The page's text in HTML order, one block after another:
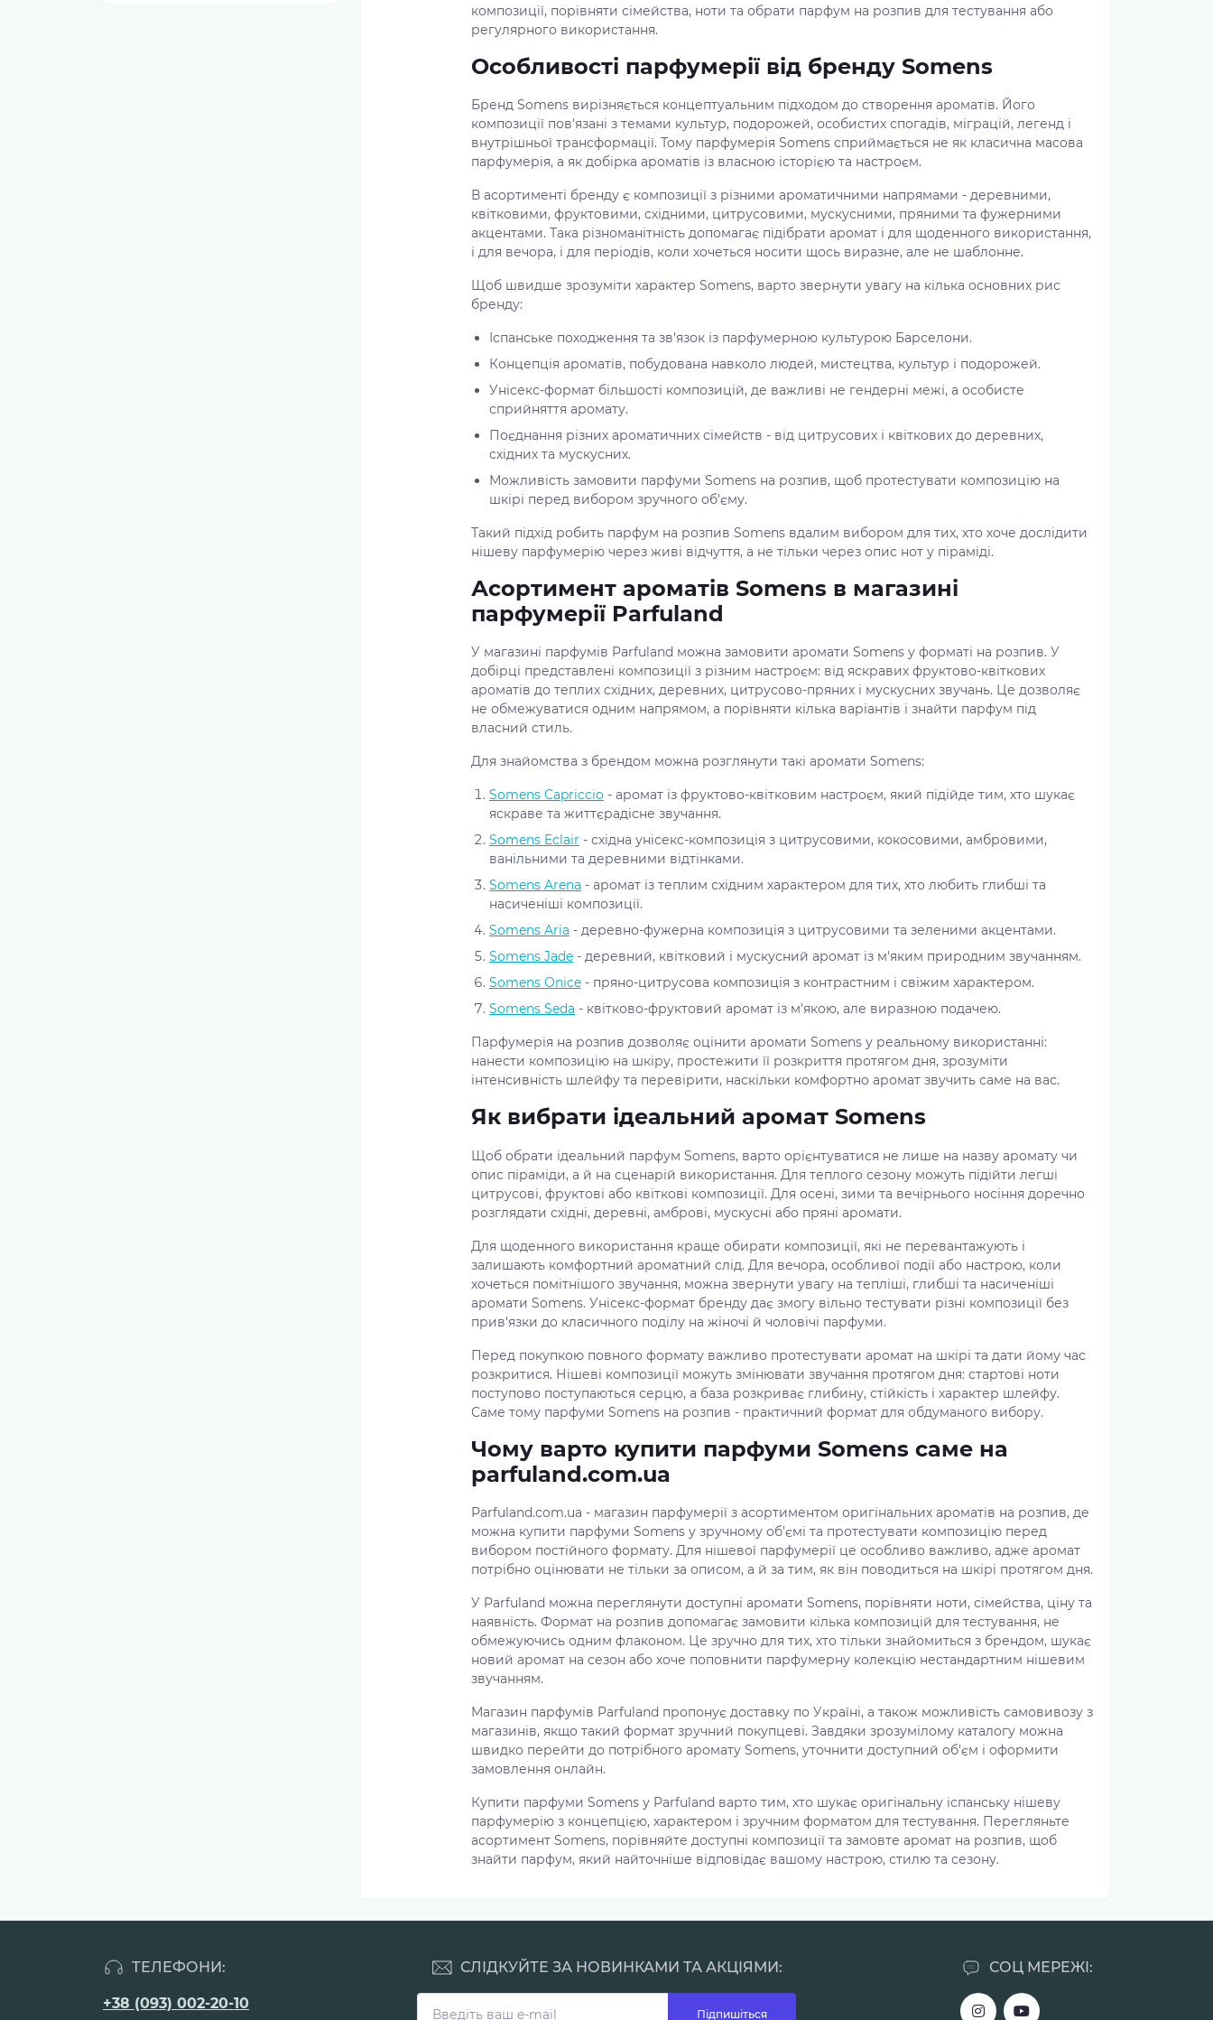
композиції, порівняти сімейства, ноти та обрати парфум на розпив для тестування або
регулярного використання.
Особливості парфумерії від бренду Somens
Бренд Somens вирізняється концептуальним підходом до створення ароматів. Його
композиції пов'язані з темами культур, подорожей, особистих спогадів, міграцій, легенд і
внутрішньої трансформації. Тому парфумерія Somens сприймається не як класична масова
парфумерія, а як добірка ароматів із власною історією та настроєм.
В асортименті бренду є композиції з різними ароматичними напрямами - деревними,
квітковими, фруктовими, східними, цитрусовими, мускусними, пряними та фужерними
акцентами. Така різноманітність допомагає підібрати аромат і для щоденного використання,
і для вечора, і для періодів, коли хочеться носити щось виразне, але не шаблонне.
Щоб швидше зрозуміти характер Somens, варто звернути увагу на кілька основних рис
бренду:
Іспанське походження та зв'язок із парфумерною культурою Барселони.
Концепція ароматів, побудована навколо людей, мистецтва, культур і подорожей.
Унісекс-формат більшості композицій, де важливі не гендерні межі, а особисте
сприйняття аромату.
Поєднання різних ароматичних сімейств - від цитрусових і квіткових до деревних,
східних та мускусних.
Можливість замовити парфуми Somens на розпив, щоб протестувати композицію на
шкірі перед вибором зручного об'єму.
Такий підхід робить парфум на розпив Somens вдалим вибором для тих, хто хоче дослідити
нішеву парфумерію через живі відчуття, а не тільки через опис нот у піраміді.
Асортимент ароматів Somens в магазині
парфумерії Parfuland
У магазині парфумів Parfuland можна замовити аромати Somens у форматі на розпив. У
добірці представлені композиції з різним настроєм: від яскравих фруктово-квіткових
ароматів до теплих східних, деревних, цитрусово-пряних і мускусних звучань. Це дозволяє
не обмежуватися одним напрямом, а порівняти кілька варіантів і знайти парфум під
власний стиль.
Для знайомства з брендом можна розглянути такі аромати Somens:
Somens Capriccio - аромат із фруктово-квітковим настроєм, який підійде тим, хто шукає
яскраве та життєрадісне звучання.
Somens Eclair - східна унісекс-композиція з цитрусовими, кокосовими, амбровими,
ванільними та деревними відтінками.
Somens Arena - аромат із теплим східним характером для тих, хто любить глибші та
насиченіші композиції.
Somens Aria - деревно-фужерна композиція з цитрусовими та зеленими акцентами.
Somens Jade - деревний, квітковий і мускусний аромат із м'яким природним звучанням.
Somens Onice - пряно-цитрусова композиція з контрастним і свіжим характером.
Somens Seda - квітково-фруктовий аромат із м'якою, але виразною подачею.
Парфумерія на розпив дозволяє оцінити аромати Somens у реальному використанні:
нанести композицію на шкіру, простежити її розкриття протягом дня, зрозуміти
інтенсивність шлейфу та перевірити, наскільки комфортно аромат звучить саме на вас.
Як вибрати ідеальний аромат Somens
Щоб обрати ідеальний парфум Somens, варто орієнтуватися не лише на назву аромату чи
опис піраміди, а й на сценарій використання. Для теплого сезону можуть підійти легші
цитрусові, фруктові або квіткові композиції. Для осені, зими та вечірнього носіння доречно
розглядати східні, деревні, амброві, мускусні або пряні аромати.
Для щоденного використання краще обирати композиції, які не перевантажують і
залишають комфортний ароматний слід. Для вечора, особливої події або настрою, коли
хочеться помітнішого звучання, можна звернути увагу на тепліші, глибші та насиченіші
аромати Somens. Унісекс-формат бренду дає змогу вільно тестувати різні композиції без
прив'язки до класичного поділу на жіночі й чоловічі парфуми.
Перед покупкою повного формату важливо протестувати аромат на шкірі та дати йому час
розкритися. Нішеві композиції можуть змінювати звучання протягом дня: стартові ноти
поступово поступаються серцю, а база розкриває глибину, стійкість і характер шлейфу.
Саме тому парфуми Somens на розпив - практичний формат для обдуманого вибору.
Чому варто купити парфуми Somens саме на
parfuland.com.ua
Parfuland.com.ua - магазин парфумерії з асортиментом оригінальних ароматів на розпив, де
можна купити парфуми Somens у зручному об'ємі та протестувати композицію перед
вибором постійного формату. Для нішевої парфумерії це особливо важливо, адже аромат
потрібно оцінювати не тільки за описом, а й за тим, як він поводиться на шкірі протягом дня.
У Parfuland можна переглянути доступні аромати Somens, порівняти ноти, сімейства, ціну та
наявність. Формат на розпив допомагає замовити кілька композицій для тестування, не
обмежуючись одним флаконом. Це зручно для тих, хто тільки знайомиться з брендом, шукає
новий аромат на сезон або хоче поповнити парфумерну колекцію нестандартним нішевим
звучанням.
Магазин парфумів Parfuland пропонує доставку по Україні, а також можливість самовивозу з
магазинів, якщо такий формат зручний покупцеві. Завдяки зрозумілому каталогу можна
швидко перейти до потрібного аромату Somens, уточнити доступний об'єм і оформити
замовлення онлайн.
Купити парфуми Somens у Parfuland варто тим, хто шукає оригінальну іспанську нішеву
парфумерію з концепцією, характером і зручним форматом для тестування. Перегляньте
асортимент Somens, порівняйте доступні композиції та замовте аромат на розпив, щоб
знайти парфум, який найточніше відповідає вашому настрою, стилю та сезону.
ТЕЛЕФОНИ:
+38 (093) 002-20-10
СОЦ МЕРЕЖІ:
СЛІДКУЙТЕ ЗА НОВИНКАМИ ТА АКЦІЯМИ:
Підпишіться